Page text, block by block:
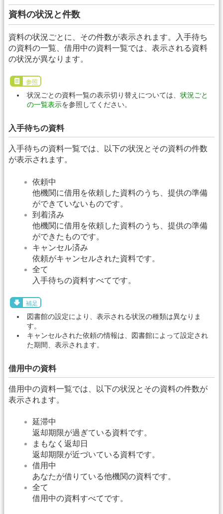
資料の状況と件数
資料の状況ごとに、その件数が表示されます。入手待ち
の資料の一覧、借用中の資料一覧では、表示される資料
の状況が異なります。
参照
状況ごとの資料一覧の表示切り替えについては、 状況ごと
の一覧表示を参照してください。
入手待ちの資料
入手待ちの資料一覧では、以下の状況とその資料の件数
が表示されます。
依頼中
他機関に借用を依頼した資料のうち、提供の準備
ができていないものです。
到着済み
他機関に借用を依頼した資料のうち、提供の準備
ができたものです。
キャンセル済み
依頼がキャンセルされた資料です。
全て
入手待ちの資料すべてです。
補足
図書館の設定により、表示される状況の種類は異なりま
す。
キャンセルされた依頼の情報は、図書館によって設定され
た期間、表示されます。
借用中の資料
借用中の資料一覧では、以下の状況とその資料の件数が
表示されます。
延滞中
返却期限が過ぎている資料です。
まもなく返却日
返却期限が近づいている資料です。
借用中
あなたが借りている他機関の資料です。
全て
借用中の資料すべてです。